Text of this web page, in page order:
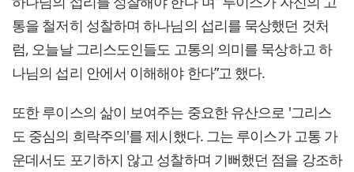
통을 철저히 성찰하며 하나님의 섭리를 묵상했던 것처
럼, 오늘날 그리스도인들도 고통의 의미를 묵상하고 하
나님의 섭리 안에서 이해해야 한다”고 했다.
또한 루이스의 삶이 보여주는 중요한 유산으로 '그리스
도 중심의 희락주의'를 제시했다. 그는 루이스가 고통 가
운데서도 포기하지 않고 성찰하며 기뻐했던 점을 강조하